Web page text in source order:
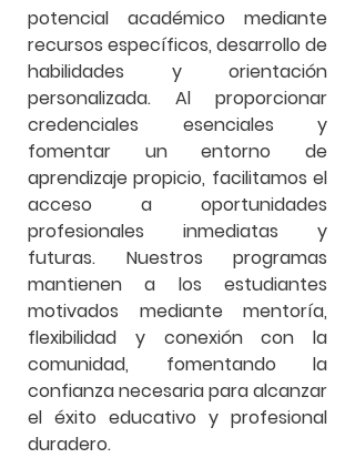
potencial académico mediante
recursos específicos, desarrollo de
habilidades y orientación
personalizada. Al proporcionar
credenciales esenciales y
fomentar un entorno de
aprendizaje propicio, facilitamos el
acceso a oportunidades
profesionales inmediatas y
futuras. Nuestros programas
mantienen a los estudiantes
motivados mediante mentoría,
flexibilidad y conexión con la
comunidad, fomentando la
confianza necesaria para alcanzar
el éxito educativo y profesional
duradero.